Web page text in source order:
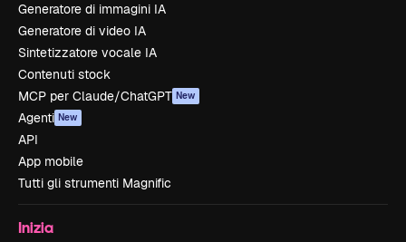
Generatore di immagini IA
Generatore di video IA
Sintetizzatore vocale IA
Contenuti stock
MCP per Claude/ChatGPT New
Agenti New
API
App mobile
Tutti gli strumenti Magnific
Inizia